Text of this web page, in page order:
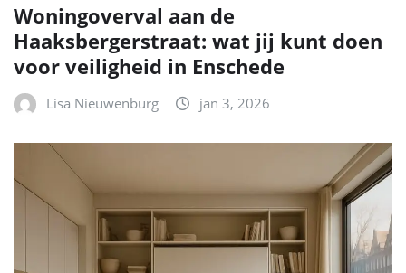
Woningoverval aan de
Haaksbergerstraat: wat jij kunt doen
voor veiligheid in Enschede
Lisa Nieuwenburg jan 3, 2026